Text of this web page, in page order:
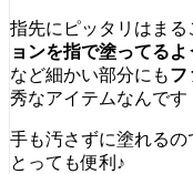
指先にピッタリはま
ョンを指で塗ってる
など細かい部分にもフ
秀なアイテムなんです
手も汚さずに塗れるの
とっても便利♪